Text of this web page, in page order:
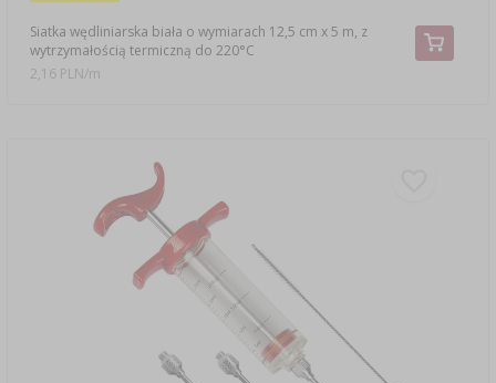
Siatka wędliniarska biała o wymiarach 12,5 cm x 5 m, z
wytrzymałością termiczną do 220°C
2,16 PLN/m